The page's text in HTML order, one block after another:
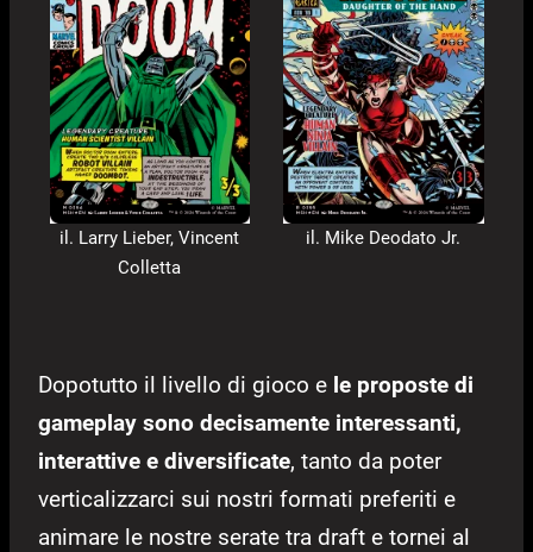
il. Larry Lieber, Vincent
Colletta
il. Mike Deodato Jr.
Dopotutto il livello di gioco e le proposte di
gameplay sono decisamente interessanti,
interattive e diversificate, tanto da poter
verticalizzarci sui nostri formati preferiti e
animare le nostre serate tra draft e tornei al